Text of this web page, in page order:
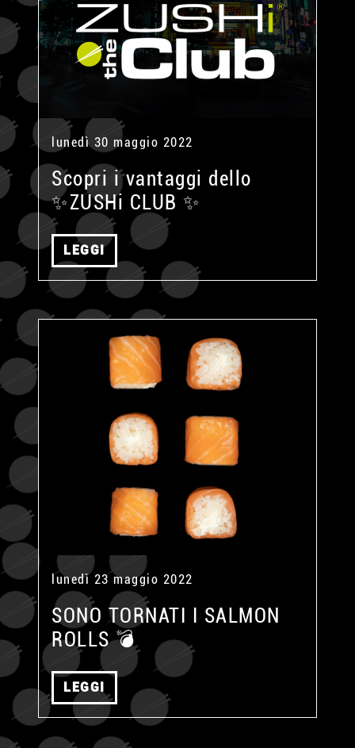
lunedì 30 maggio 2022
Scopri i vantaggi dello
✨ZUSHi CLUB ✨
LEGGI
lunedì 23 maggio 2022
SONO TORNATI I SALMON
ROLLS 💣
LEGGI